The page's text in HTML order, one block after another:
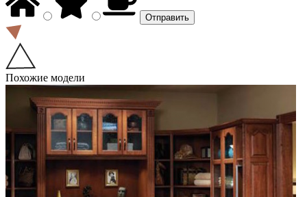
Похожие модели